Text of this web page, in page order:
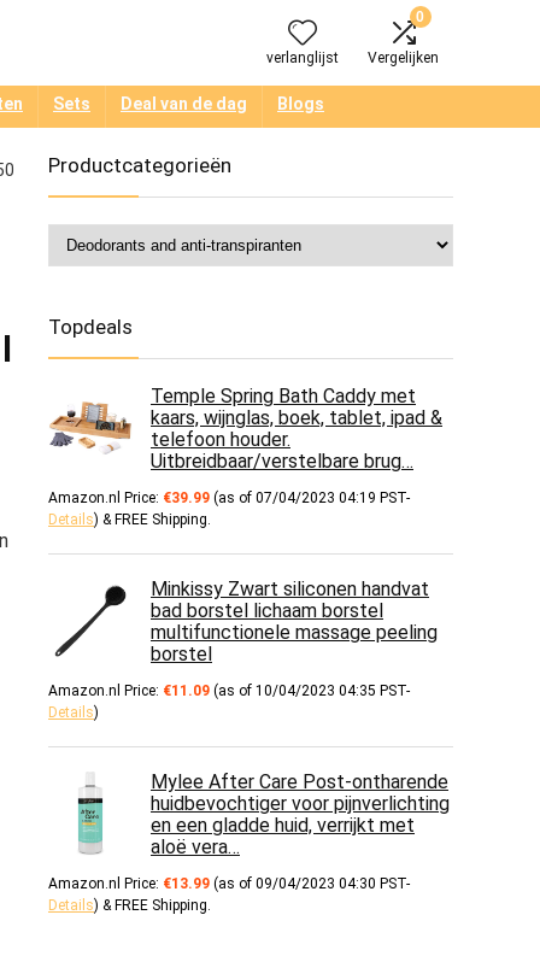
verlanglijst
0
Vergelijken
Sets Deal van de dag Blogs
Productcategorieën
Topdeals
Temple Spring Bath Caddy met
kaars, wijnglas, boek, tablet, ipad &
telefoon houder.
Uitbreidbaar/verstelbare brug…
Amazon.nl Price: €39.99 (as of 07/04/2023 04:19 PST-
Details) & FREE Shipping.
Minkissy Zwart siliconen handvat
bad borstel lichaam borstel
multifunctionele massage peeling
borstel
Amazon.nl Price: €11.09 (as of 10/04/2023 04:35 PST-
Details)
Mylee After Care Post-ontharende
huidbevochtiger voor pijnverlichting
en een gladde huid, verrijkt met
aloë vera…
Amazon.nl Price: €13.99 (as of 09/04/2023 04:30 PST-
Details) & FREE Shipping.